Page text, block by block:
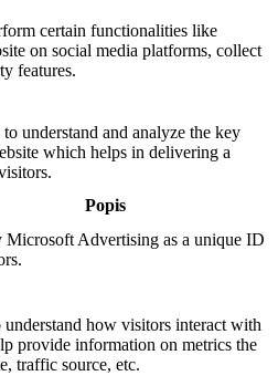
certain functionalities like
on social media platforms, collect
features.
understand and analyze the key
which helps in delivering a
Popis
Microsoft Advertising as a unique ID
how visitors interact with
provide information on metrics the
traffic source, etc.